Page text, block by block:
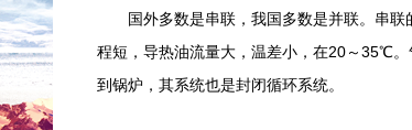
国外多数是串联，我国多数是并联。串联
程短，导热油流量大，温差小，在20～35℃
到锅炉，其系统也是封闭循环系统。